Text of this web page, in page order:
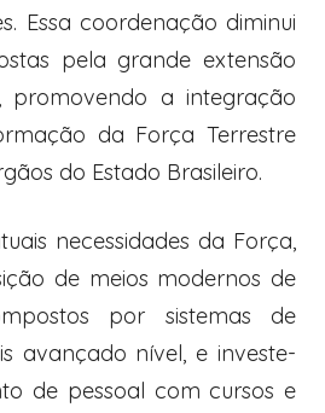
Essa coordenação diminui
pela grande extensão
promovendo a integração
da Força Terrestre
do Estado Brasileiro.
necessidades da Força,
de meios modernos de
por sistemas de
avançado nível, e investe-
de pessoal com cursos e